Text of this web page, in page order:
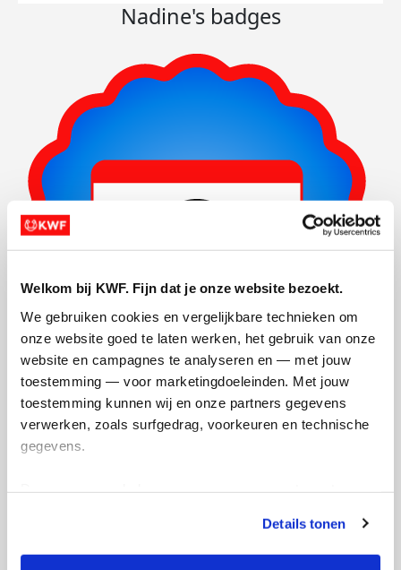
Welkom bij KWF. Fijn dat je onze website bezoekt.
We gebruiken cookies en vergelijkbare technieken om
onze website goed te laten werken, het gebruik van onze
website en campagnes te analyseren en — met jouw
toestemming — voor marketingdoeleinden. Met jouw
toestemming kunnen wij en onze partners gegevens
verwerken, zoals surfgedrag, voorkeuren en technische
gegevens.
tonen. Je kunt je toestemming op elk moment wijzigen of
intrekken via Cookie instellingen onderaan de pagina. De
Details tonen
Nadine's badges
Actiepagina gemaakt